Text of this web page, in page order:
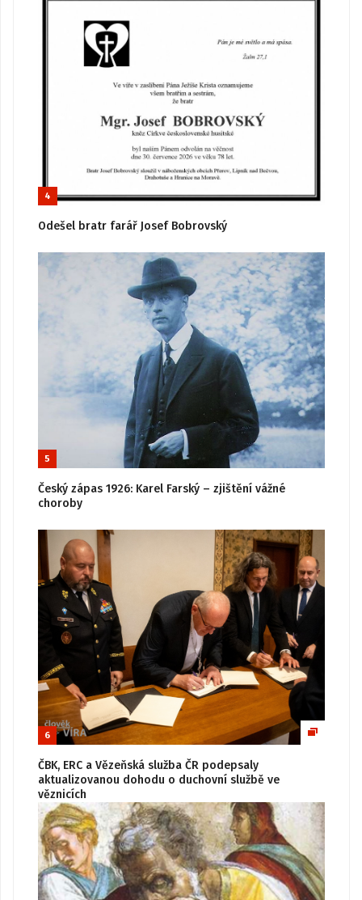
4
Odešel bratr farář Josef Bobrovský
5
Český zápas 1926: Karel Farský – zjištění vážné
choroby
6
ČBK, ERC a Vězeňská služba ČR podepsaly
aktualizovanou dohodu o duchovní službě ve
věznicích